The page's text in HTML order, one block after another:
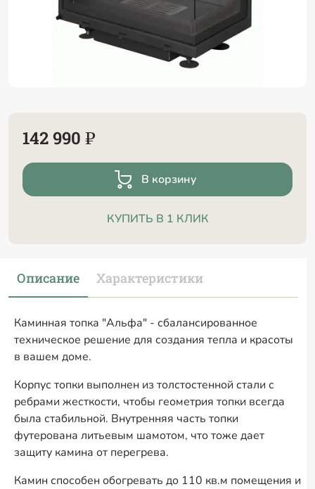
142 990 ₽
В корзину
КУПИТЬ В 1 КЛИК
Описание Характеристики
Каминная топка "Альфа" - сбалансированное
техническое решение для создания тепла и красоты
в вашем доме.
Корпус топки выполнен из толстостенной стали с
ребрами жесткости, чтобы геометрия топки всегда
была стабильной. Внутренняя часть топки
футерована литьевым шамотом, что тоже дает
защиту камина от перегрева.
Камин способен обогревать до 110 кв.м помещения и